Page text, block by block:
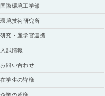
国際環境工学部
環境技術研究所
研究・産学官連携
入試情報
お問い合わせ
在学生の皆様
企業の皆様